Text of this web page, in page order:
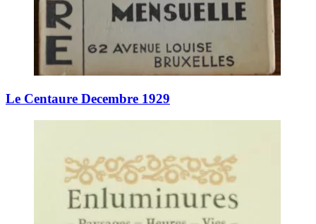
Le Centaure Decembre 1929